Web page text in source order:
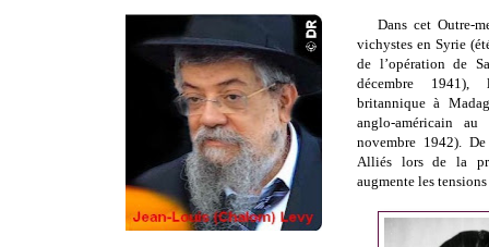
Dans cet Outre-
vichystes en Syrie
de l’opération de
décembre 1941),
britannique à
anglo-américain
novembre 1942).
Alliés lors de la
augmente les